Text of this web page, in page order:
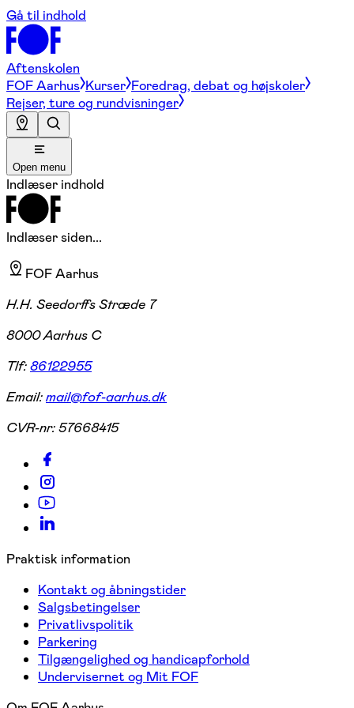
Gå til indhold
Aftenskolen
FOF Aarhus Kurser Foredrag, debat og højskoler
Rejser, ture og rundvisninger
Open menu
Indlæser indhold
Indlæser siden...
FOF Aarhus
H.H. Seedorffs Stræde 7
8000 Aarhus C
Tlf:86122955
Email:mail@fof-aarhus.dk
CVR-nr:57668415
Praktisk information
Kontakt og åbningstider
Salgsbetingelser
Privatlivspolitik
Parkering
Tilgængelighed og handicapforhold
Undervisernet og Mit FOF